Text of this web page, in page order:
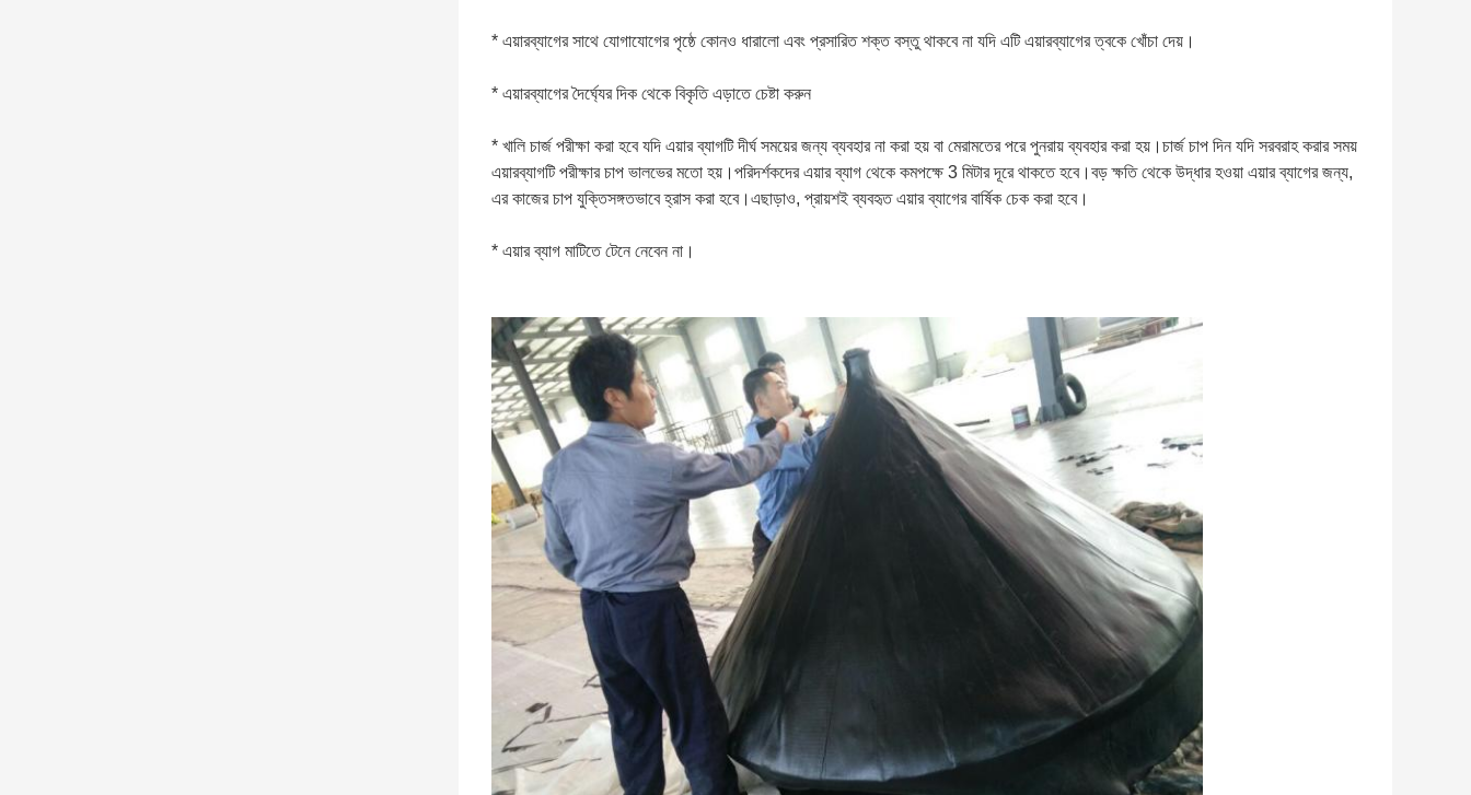
* এয়ারব্যাগের সাথে যোগাযোগের পৃষ্ঠে কোনও ধারালো এবং প্রসারিত শক্ত বস্তু থাকবে না যদি এটি এয়ারব্যাগের ত্বকে খোঁচা দেয়।
* এয়ারব্যাগের দৈর্ঘ্যের দিক থেকে বিকৃতি এড়াতে চেষ্টা করুন
* খালি চার্জ পরীক্ষা করা হবে যদি এয়ার ব্যাগটি দীর্ঘ সময়ের জন্য ব্যবহার না করা হয় বা মেরামতের পরে পুনরায় ব্যবহার করা হয়।চার্জ চাপ দিন যদি সরবরাহ করার সময়
এয়ারব্যাগটি পরীক্ষার চাপ ভালভের মতো হয়।পরিদর্শকদের এয়ার ব্যাগ থেকে কমপক্ষে 3 মিটার দূরে থাকতে হবে।বড় ক্ষতি থেকে উদ্ধার হওয়া এয়ার ব্যাগের জন্য,
এর কাজের চাপ যুক্তিসঙ্গতভাবে হ্রাস করা হবে।এছাড়াও, প্রায়শই ব্যবহৃত এয়ার ব্যাগের বার্ষিক চেক করা হবে।
* এয়ার ব্যাগ মাটিতে টেনে নেবেন না।